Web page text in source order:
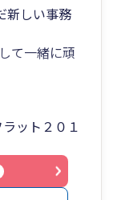
どは自社
対策など
なく作業量
枚程度 従
申告あり、
新しい事務
て一緒に頑
の拡大にも
ット２０１